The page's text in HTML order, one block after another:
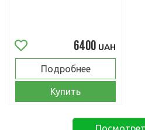
6400 UAH
Подробнее
Купить